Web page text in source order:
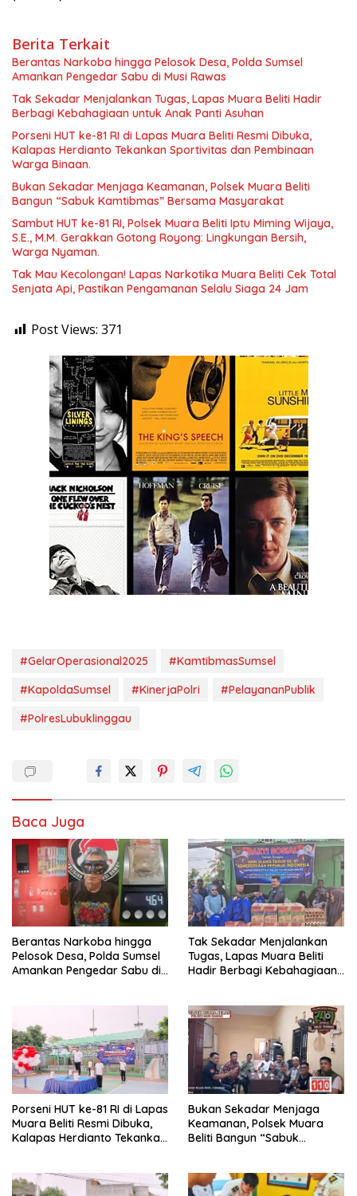
Berita Terkait
Berantas Narkoba hingga Pelosok Desa, Polda Sumsel
Amankan Pengedar Sabu di Musi Rawas
Tak Sekadar Menjalankan Tugas, Lapas Muara Beliti Hadir
Berbagi Kebahagiaan untuk Anak Panti Asuhan
Porseni HUT ke-81 RI di Lapas Muara Beliti Resmi Dibuka,
Kalapas Herdianto Tekankan Sportivitas dan Pembinaan
Warga Binaan.
Bukan Sekadar Menjaga Keamanan, Polsek Muara Beliti
Bangun “Sabuk Kamtibmas” Bersama Masyarakat
Sambut HUT ke-81 RI, Polsek Muara Beliti Iptu Miming Wijaya,
S.E., M.M. Gerakkan Gotong Royong: Lingkungan Bersih,
Warga Nyaman.
Tak Mau Kecolongan! Lapas Narkotika Muara Beliti Cek Total
Senjata Api, Pastikan Pengamanan Selalu Siaga 24 Jam
Post Views: 371
#GelarOperasional2025
#KamtibmasSumsel
#KapoldaSumsel
#KinerjaPolri
#PelayananPublik
#PolresLubuklinggau
Baca Juga
Berantas Narkoba hingga
Pelosok Desa, Polda Sumsel
Amankan Pengedar Sabu di
Tak Sekadar Menjalankan
Tugas, Lapas Muara Beliti
Hadir Berbagi Kebahagiaan
Porseni HUT ke-81 RI di Lapas
Muara Beliti Resmi Dibuka,
Kalapas Herdianto Tekankan
Bukan Sekadar Menjaga
Keamanan, Polsek Muara
Beliti Bangun “Sabuk